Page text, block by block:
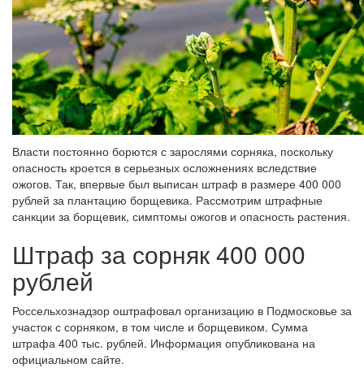
Власти постоянно борются с зарослями сорняка, поскольку
опасность кроется в серьезных осложнениях вследствие
ожогов. Так, впервые был выписан штраф в размере 400 000
рублей за плантацию борщевика. Рассмотрим штрафные
санкции за борщевик, симптомы ожогов и опасность растения.
Штраф за сорняк 400 000
рублей
Россельхознадзор оштрафовал организацию в Подмосковье за
участок с сорняком, в том числе и борщевиком. Сумма
штрафа 400 тыс. рублей. Информация опубликована на
официальном сайте.